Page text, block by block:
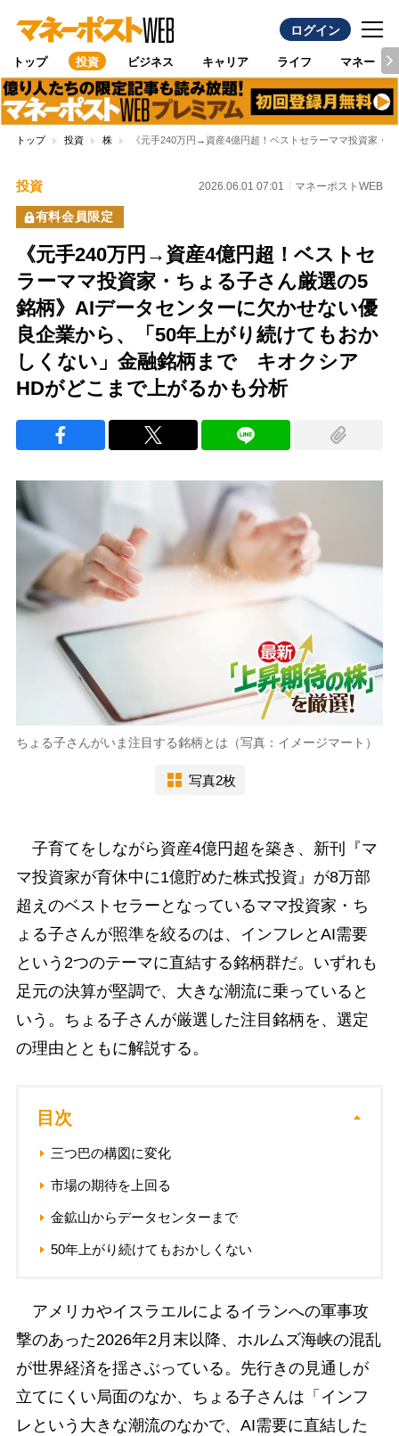
ログイン
トップ 投資 ビジネス キャリア ライフ マネー
トップ 投資 株 《元手240万円→資産4億円超！ベストセラーママ投資家・
投資 2026.06.01 07:01 マネーポストWEB
有料会員限定
《元手240万円→資産4億円超！ベストセ
ラーママ投資家・ちょる子さん厳選の5
銘柄》AIデータセンターに欠かせない優
良企業から、「50年上がり続けてもおか
しくない」金融銘柄まで キオクシア
HDがどこまで上がるかも分析
ちょる子さんがいま注目する銘柄とは（写真：イメージマート）
写真2枚
子育てをしながら資産4億円超を築き、新刊『マ
マ投資家が育休中に1億貯めた株式投資』が8万部
超えのベストセラーとなっているママ投資家・ち
ょる子さんが照準を絞るのは、インフレとAI需要
という2つのテーマに直結する銘柄群だ。いずれも
足元の決算が堅調で、大きな潮流に乗っていると
いう。ちょる子さんが厳選した注目銘柄を、選定
の理由とともに解説する。
目次
三つ巴の構図に変化
市場の期待を上回る
金鉱山からデータセンターまで
50年上がり続けてもおかしくない
アメリカやイスラエルによるイランへの軍事攻
撃のあった2026年2月末以降、ホルムズ海峡の混乱
が世界経済を揺さぶっている。先行きの見通しが
立てにくい局面のなか、ちょる子さんは「インフ
レという大きな潮流のなかで、AI需要に直結した